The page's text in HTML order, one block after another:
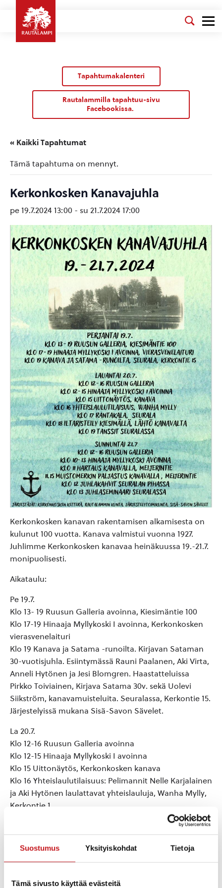
Suostumus Yksityiskohdat Tietoja
Tämä sivusto käyttää evästeitä
Tapahtumakalenteri
Rautalammilla tapahtuu-sivu
Facebookissa.
« Kaikki Tapahtumat
Tämä tapahtuma on mennyt.
Kerkonkosken Kanavajuhla
pe 19.7.2024 13:00 - su 21.7.2024 17:00
Kerkonkosken kanavan rakentamisen alkamisesta on
kulunut 100 vuotta. Kanava valmistui vuonna 1927.
Juhlimme Kerkonkosken kanavaa heinäkuussa 19.-21.7.
monipuolisesti.
Aikataulu:
Pe 19.7.
Klo 13- 19 Ruusun Galleria avoinna, Kiesimäntie 100
Klo 17-19 Hinaaja Myllykoski I avoinna, Kerkonkosken
vierasvenelaituri
Klo 19 Kanava ja Satama -runoilta. Kirjavan Sataman
30-vuotisjuhla. Esiintymässä Rauni Paalanen, Aki Virta,
Anneli Hytönen ja Jesi Blomgren. Haastatteluissa
Pirkko Toiviainen, Kirjava Satama 30v. sekä Uolevi
Siikström, kanavamuisteluita. Seuralassa, Kerkontie 15.
Järjestelyissä mukana Sisä-Savon Sävelet.
La 20.7.
Klo 12-16 Ruusun Galleria avoinna
Klo 12-15 Hinaaja Myllykoski I avoinna
Klo 15 Uittonäytös, Kerkonkosken kanava
Klo 16 Yhteislaulutilaisuus: Pelimannit Nelle Karjalainen
ja Aki Hytönen laulattavat yhteislauluja, Wanha Mylly,
Kerkontie 1.
Klo 18-19.30 Iltaristeily Kiesimällä M/S Linnea. Lähtö
Klo 19-22 Tanssit ja kahvio Seuralassa. Esiintymässä